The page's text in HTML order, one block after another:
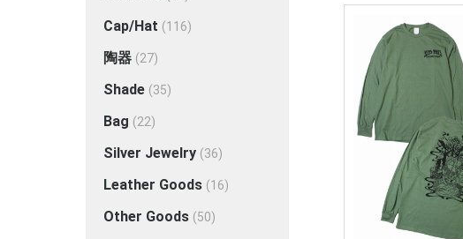
Cap/Hat (116)
陶器 (27)
Shade (35)
Bag (22)
Silver Jewelry (36)
Leather Goods (16)
Other Goods (50)